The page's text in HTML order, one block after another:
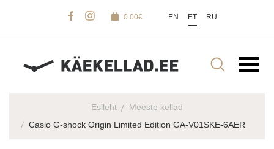
0.00€ EN ET RU
Esileht
Meeste kellad
Casio G-shock Origin Limited Edition GA-V01SKE-6AER